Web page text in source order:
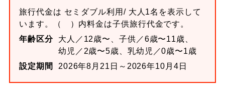
旅行代金は セミダブル利用/ 大人1名を表示して
います。
（ ）内料金は子供旅行代金です。
年齢区分
大人／12歳〜、子供／6歳〜11歳、
幼児／2歳〜5歳、乳幼児／0歳〜1歳
設定期間
2026年8月21日～2026年10月4日